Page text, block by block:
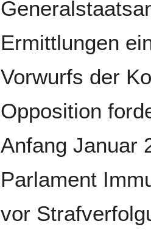
Ermittlungen
Vorwurfs der
Opposition
Anfang Januar
Parlament
vor